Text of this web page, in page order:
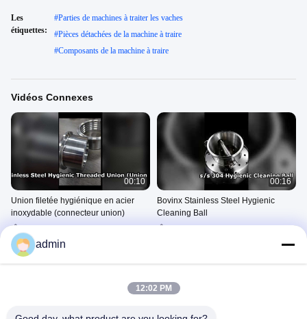
Les
étiquettes:
#Parties de machines à traiter les vaches
#Pièces détachées de la machine à traire
#Composants de la machine à traire
Vidéos Connexes
00:10
Union filetée hygiénique en acier
inoxydable (connecteur union)
D'acier Inoxydables
March 20, 2026
00:16
Bovinx Stainless Steel Hygienic
Cleaning Ball
admin
12:02 PM